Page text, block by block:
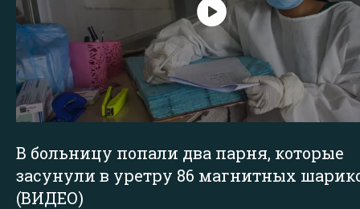
В больницу попали два парня, которые
засунули в уретру 86 магнитных
(ВИДЕО)